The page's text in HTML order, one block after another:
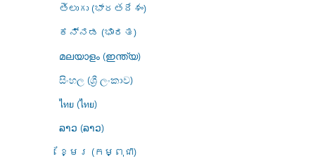
తెలుగు (భారతదేశం)
ಕನ್ನಡ (ಭಾರತ)
മലയാളം (ഇന്ത്യ)
සිංහල (ශ්‍රී ලංකාව)
ไทย (ไทย)
ລາວ (ລາວ)
ខ្មែរ (កម្ពុជា)